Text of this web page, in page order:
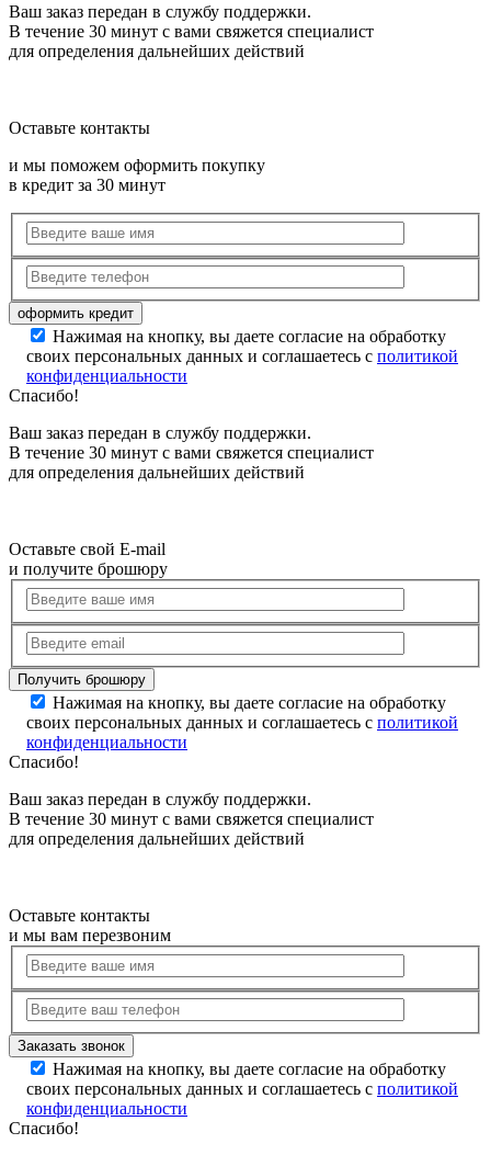
Ваш заказ передан в службу поддержки.
В течение 30 минут с вами свяжется специалист
для определения дальнейших действий
Оставьте контакты
и мы поможем оформить покупку
в кредит за 30 минут
Нажимая на кнопку, вы даете согласие на обработку
своих персональных данных и соглашаетесь с политикой
конфиденциальности
Спасибо!
Ваш заказ передан в службу поддержки.
В течение 30 минут с вами свяжется специалист
для определения дальнейших действий
Оставьте свой E-mail
и получите брошюру
Нажимая на кнопку, вы даете согласие на обработку
своих персональных данных и соглашаетесь с политикой
конфиденциальности
Спасибо!
Ваш заказ передан в службу поддержки.
В течение 30 минут с вами свяжется специалист
для определения дальнейших действий
Оставьте контакты
и мы вам перезвоним
Нажимая на кнопку, вы даете согласие на обработку
своих персональных данных и соглашаетесь с политикой
конфиденциальности
Спасибо!